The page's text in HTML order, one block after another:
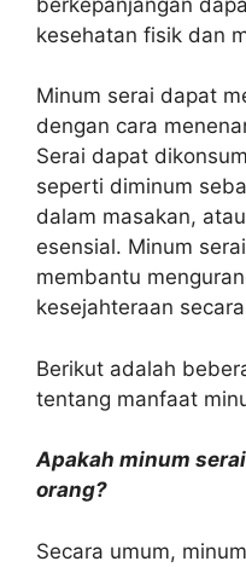
kesehatan fisik dan
Minum serai dapat
dengan cara
Serai dapat
seperti diminum
dalam masakan,
esensial. Minum
membantu
kesejahteraan
Berikut adalah
tentang manfaat
Apakah minum
orang?
Secara umum,